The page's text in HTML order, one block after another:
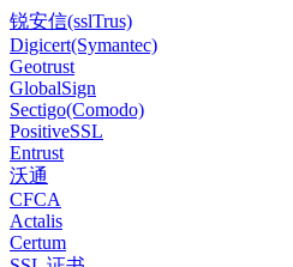
锐安信(sslTrus)
Digicert(Symantec)
Geotrust
GlobalSign
Sectigo(Comodo)
PositiveSSL
Entrust
沃通
CFCA
Actalis
Certum